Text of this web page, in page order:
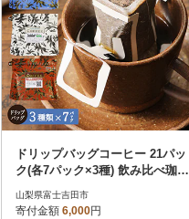
ドリップバッグコーヒー 21パッ
ク(各7パック×3種) 飲み比べ珈琲
山梨県富士吉田市
寄付金額 6,000円